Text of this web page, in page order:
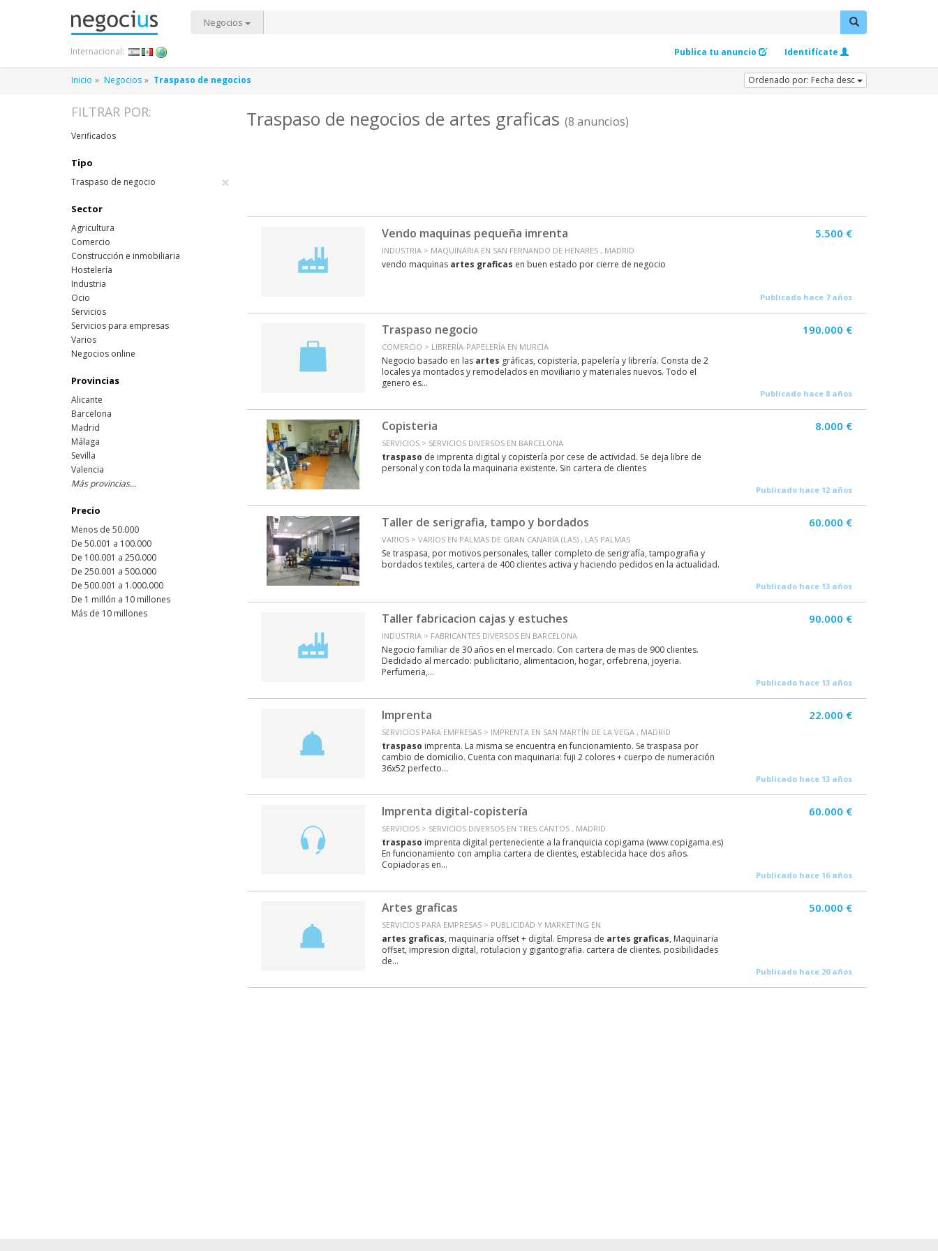
Negocios
Publica tu anuncio Identifícate
Internacional:
Inicio Negocios Traspaso de negocios Ordenado por: Fecha desc
Traspaso de negocios de artes graficas (8 anuncios)
Vendo maquinas pequeña imrenta
INDUSTRIA > MAQUINARIA EN SAN FERNANDO DE HENARES , MADRID
vendo maquinas artes graficas en buen estado por cierre de negocio
5.500 €
Publicado hace 7 años
Traspaso negocio
COMERCIO > LIBRERÍA-PAPELERÍA EN MURCIA
Negocio basado en las artes gráficas, copistería, papelería y librería. Consta de 2
locales ya montados y remodelados en moviliario y materiales nuevos. Todo el
genero es...
190.000 €
Publicado hace 8 años
Copisteria
SERVICIOS > SERVICIOS DIVERSOS EN BARCELONA
traspaso de imprenta digital y copistería por cese de actividad. Se deja libre de
personal y con toda la maquinaria existente. Sin cartera de clientes
8.000 €
Publicado hace 12 años
Taller de serigrafia, tampo y bordados
VARIOS > VARIOS EN PALMAS DE GRAN CANARIA (LAS) , LAS PALMAS
Se traspasa, por motivos personales, taller completo de serigrafía, tampografia y
bordados textiles, cartera de 400 clientes activa y haciendo pedidos en la actualidad.
60.000 €
Publicado hace 13 años
Taller fabricacion cajas y estuches
INDUSTRIA > FABRICANTES DIVERSOS EN BARCELONA
Negocio familiar de 30 años en el mercado. Con cartera de mas de 900 clientes.
Dedidado al mercado: publicitario, alimentacion, hogar, orfebreria, joyeria.
Perfumeria,...
90.000 €
Publicado hace 13 años
Imprenta
SERVICIOS PARA EMPRESAS > IMPRENTA EN SAN MARTÍN DE LA VEGA , MADRID
traspaso imprenta. La misma se encuentra en funcionamiento. Se traspasa por
cambio de domicilio. Cuenta con maquinaria: fuji 2 colores + cuerpo de numeración
36x52 perfecto...
22.000 €
Publicado hace 13 años
Imprenta digital-copistería
SERVICIOS > SERVICIOS DIVERSOS EN TRES CANTOS , MADRID
traspaso imprenta digital perteneciente a la franquicia copigama (www.copigama.es)
En funcionamiento con amplia cartera de clientes, establecida hace dos años.
Copiadoras en...
60.000 €
Publicado hace 16 años
Artes graficas
SERVICIOS PARA EMPRESAS > PUBLICIDAD Y MARKETING EN
artes graficas, maquinaria offset + digital. Empresa de artes graficas, Maquinaria
offset, impresion digital, rotulacion y gigantografia. cartera de clientes. posibilidades
de...
50.000 €
Publicado hace 20 años
FILTRAR POR:
Verificados
Tipo
Traspaso de negocio ×
Sector
Agricultura
Comercio
Construcción e inmobiliaria
Hostelería
Industria
Ocio
Servicios
Servicios para empresas
Varios
Negocios online
Provincias
Alicante
Barcelona
Madrid
Málaga
Sevilla
Valencia
Más provincias...
Precio
Menos de 50.000
De 50.001 a 100.000
De 100.001 a 250.000
De 250.001 a 500.000
De 500.001 a 1.000.000
De 1 millón a 10 millones
Más de 10 millones